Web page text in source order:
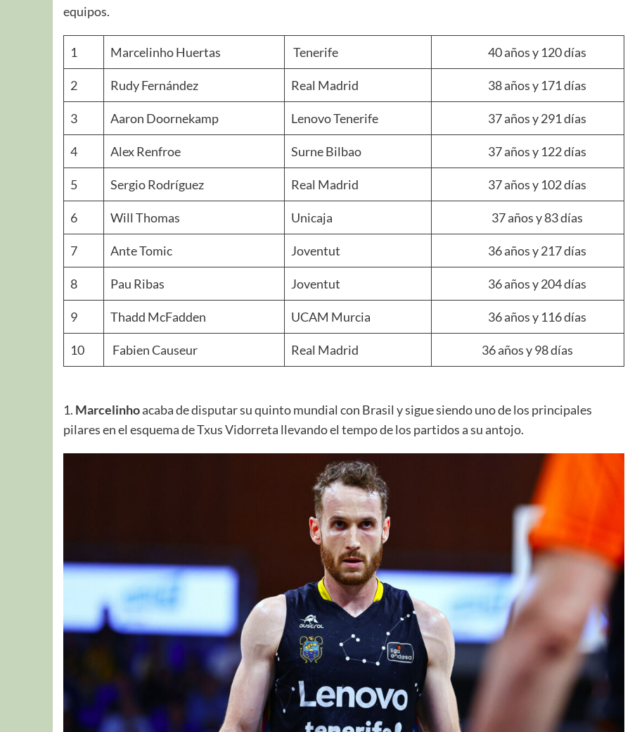
equipos.
1 Marcelinho Huertas Tenerife 40 años y 120 días
2 Rudy Fernández Real Madrid 38 años y 171 días
3 Aaron Doornekamp Lenovo Tenerife 37 años y 291 días
4 Alex Renfroe Surne Bilbao 37 años y 122 días
5 Sergio Rodríguez Real Madrid 37 años y 102 días
6 Will Thomas Unicaja 37 años y 83 días
7 Ante Tomic Joventut 36 años y 217 días
8 Pau Ribas Joventut 36 años y 204 días
9 Thadd McFadden UCAM Murcia 36 años y 116 días
10 Fabien Causeur Real Madrid 36 años y 98 días
1. Marcelinhoacaba de disputar su quinto mundial con Brasil y sigue siendo uno de los principales
pilares en el esquema de Txus Vidorreta llevando el tempo de los partidos a su antojo.